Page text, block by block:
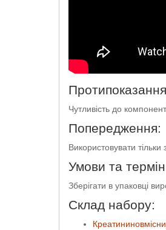
Чутливість до
Попередження:
Використовувати
Умови та
Зберігати в упаковці
Склад набору: